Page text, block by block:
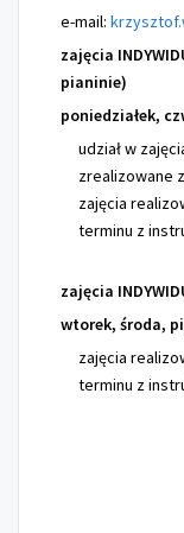
e-mail:
zajęcia
pianinie)
poniedziałek,
udział w
zrealizowane
zajęcia
terminu z
zajęcia
wtorek, środa,
zajęcia
terminu z